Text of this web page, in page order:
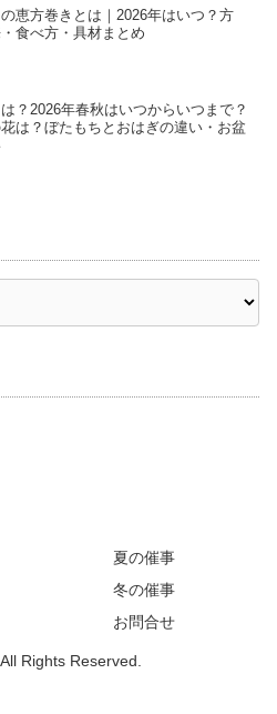
恵方巻きとは｜2026年はいつ？方
食べ方・具材まとめ
？2026年春秋はいつからいつまで？
は？ぼたもちとおはぎの違い・お盆
夏の催事
冬の催事
お問合せ
Rights Reserved.